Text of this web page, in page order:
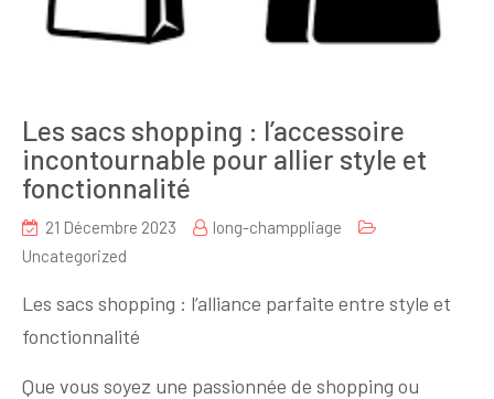
Les sacs shopping : l’accessoire
incontournable pour allier style et
fonctionnalité
21 Décembre 2023
long-champpliage
Uncategorized
Les sacs shopping : l’alliance parfaite entre style et
fonctionnalité
Que vous soyez une passionnée de shopping ou